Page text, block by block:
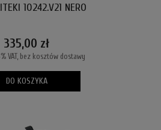
10242.V21 NERO
335,00 zł
VAT, bez kosztów dostawy
DO KOSZYKA